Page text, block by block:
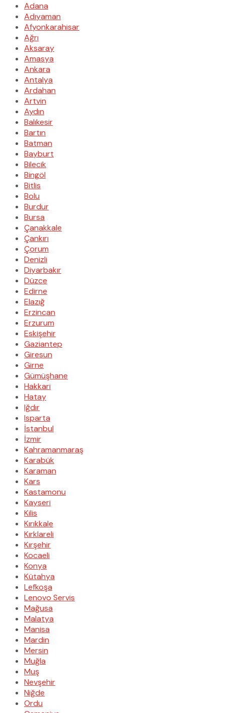
Adana
Adıyaman
Afyonkarahisar
Ağrı
Aksaray
Amasya
Ankara
Antalya
Ardahan
Artvin
Aydın
Balıkesir
Bartın
Batman
Bayburt
Bilecik
Bingöl
Bitlis
Bolu
Burdur
Bursa
Çanakkale
Çankırı
Çorum
Denizli
Diyarbakır
Düzce
Edirne
Elazığ
Erzincan
Erzurum
Eskişehir
Gaziantep
Giresun
Girne
Gümüşhane
Hakkari
Hatay
Iğdır
Isparta
İstanbul
İzmir
Kahramanmaraş
Karabük
Karaman
Kars
Kastamonu
Kayseri
Kilis
Kırıkkale
Kırklareli
Kırşehir
Kocaeli
Konya
Kütahya
Lefkoşa
Lenovo Servis
Mağusa
Malatya
Manisa
Mardin
Mersin
Muğla
Muş
Nevşehir
Niğde
Ordu